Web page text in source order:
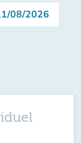
08/2026